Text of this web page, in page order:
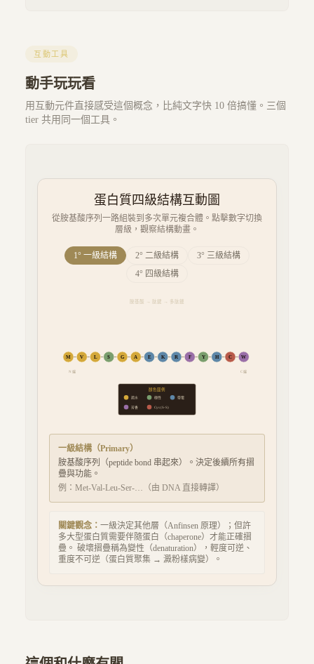
互動工具
動手玩玩看
用互動元件直接感受這個概念，比純文字快 10 倍搞懂。三個
tier 共用同一個工具。
蛋白質四級結構互動圖
從胺基酸序列一路組裝到多次單元複合體。點擊數字切換
層級，觀察結構動畫。
1° 一級結構 2° 二級結構 3° 三級結構
4° 四級結構
胺基酸 → 肽鍵 → 多肽鏈
M V L S G A E K R F Y H C W
N 端 C 端
顏色圖例
疏水 極性 帶電
芳香 Cys (S-S)
一級結構 （Primary）
胺基酸序列（peptide bond 串起來）。決定後續所有摺
疊與功能。
例： Met-Val-Leu-Ser-…（由 DNA 直接轉譯）
關鍵觀念： 一級決定其他層（Anfinsen 原理）；但許
多大型蛋白質需要伴隨蛋白（chaperone）才能正確摺
疊。 破壞摺疊稱為變性（denaturation），輕度可逆、
重度不可逆（蛋白質聚集 → 澱粉樣病變）。